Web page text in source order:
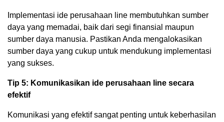
Implementasi ide perusahaan line membutuhkan sumber
daya yang memadai, baik dari segi finansial maupun
sumber daya manusia. Pastikan Anda mengalokasikan
sumber daya yang cukup untuk mendukung implementasi
yang sukses.
Tip 5: Komunikasikan ide perusahaan line secara
efektif
Komunikasi yang efektif sangat penting untuk keberhasilan